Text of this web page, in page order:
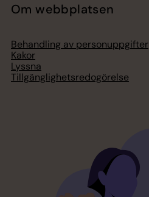
Om webbplatsen
Behandling av personuppgifter
Kakor
Lyssna
Tillgänglighetsredogörelse